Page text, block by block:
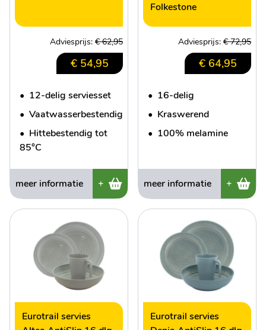
Adviesprijs: € 62,95
€ 54,95
• 12-delig serviesset
• Vaatwasserbestendig
• Hittebestendig tot
85°C
meer informatie +
Folkestone
Adviesprijs: € 72,95
€ 64,95
• 16-delig
• Kraswerend
• 100% melamine
meer informatie +
Eurotrail servies
Eurotrail servies